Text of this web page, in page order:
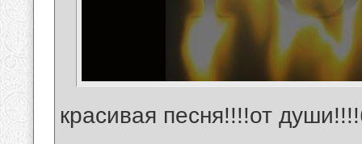
красивая песня!!!!от